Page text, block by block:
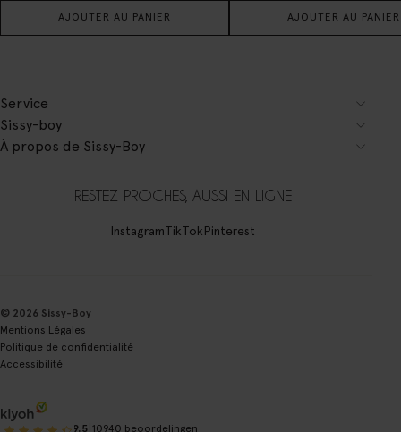
AJOUTER AU PANIER AJOUTER AU PANIER
Service
Sissy-boy
À propos de Sissy-Boy
RESTEZ PROCHES, AUSSI EN LIGNE
InstagramTikTokPinterest
© 2026 Sissy-Boy
Mentions Légales
Politique de confidentialité
Accessibilité
9.5 10940 beoordelingen